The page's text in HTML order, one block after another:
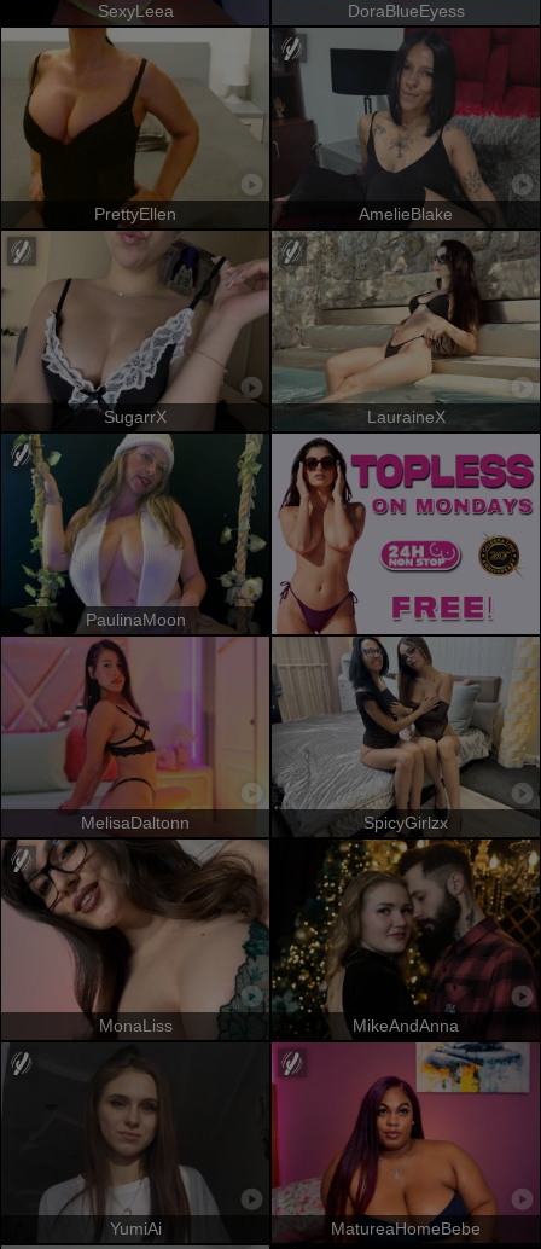
SexyLeea DoraBlueEyess
PrettyEllen AmelieBlake
SugarrX LauraineX
PaulinaMoon
MelisaDaltonn SpicyGirlzx
MonaLiss MikeAndAnna
YumiAi MatureaHomeBebe